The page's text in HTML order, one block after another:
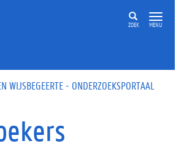
gaan
ZOEK MENU
WIJSBEGEERTE - ONDERZOEKSPORTAAL